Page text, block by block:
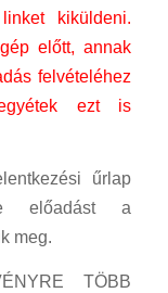
kiküldeni.
előtt, annak
felvételéhez
ezt is
űrlap
előadást a
meg.
TÖBB